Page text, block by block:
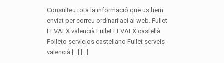
Consulteu tota la informació que us hem
enviat per correu ordinari ací al web. Fullet
FEVAEX valencià Fullet FEVAEX castellà
Folleto servicios castellano Fullet serveis
valencià […] [...]